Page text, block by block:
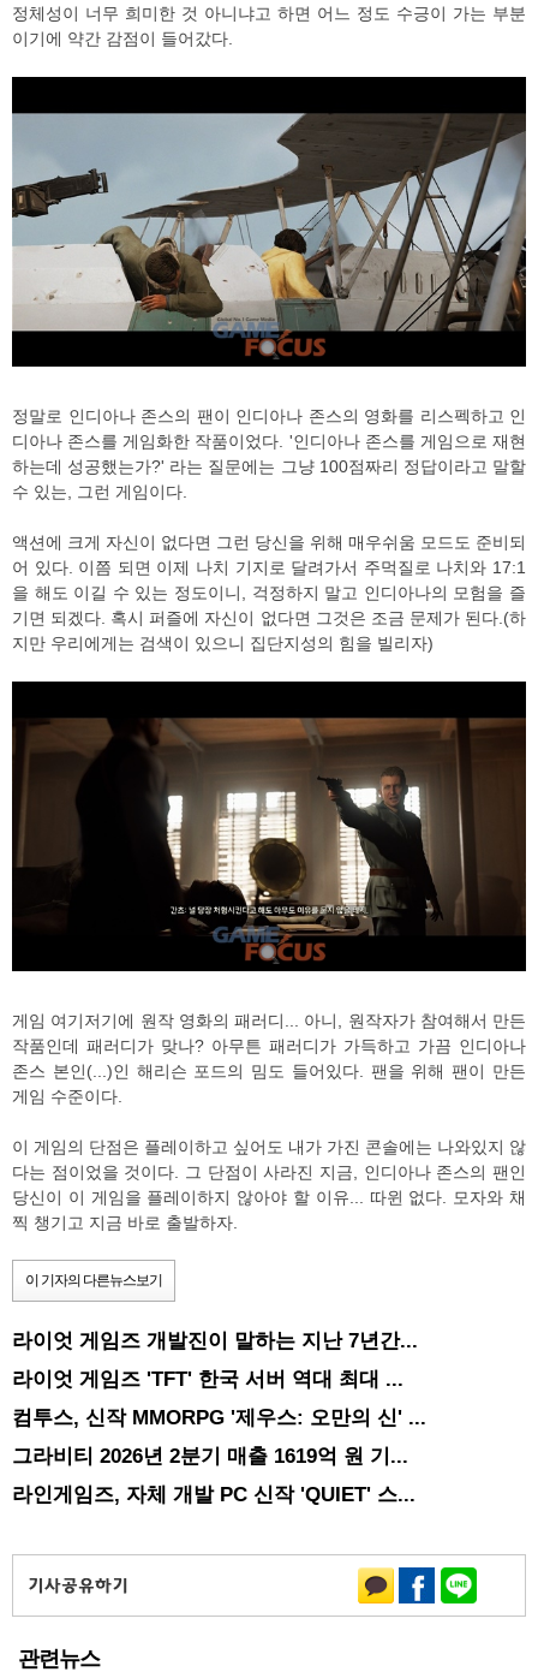
정체성이 너무 희미한 것 아니냐고 하면 어느 정도 수긍이 가는 부분
이기에 약간 감점이 들어갔다.
정말로 인디아나 존스의 팬이 인디아나 존스의 영화를 리스펙하고 인
디아나 존스를 게임화한 작품이었다. '인디아나 존스를 게임으로 재현
하는데 성공했는가?' 라는 질문에는 그냥 100점짜리 정답이라고 말할
수 있는, 그런 게임이다.
액션에 크게 자신이 없다면 그런 당신을 위해 매우쉬움 모드도 준비되
어 있다. 이쯤 되면 이제 나치 기지로 달려가서 주먹질로 나치와 17:1
을 해도 이길 수 있는 정도이니, 걱정하지 말고 인디아나의 모험을 즐
기면 되겠다. 혹시 퍼즐에 자신이 없다면 그것은 조금 문제가 된다.(하
지만 우리에게는 검색이 있으니 집단지성의 힘을 빌리자)
게임 여기저기에 원작 영화의 패러디... 아니, 원작자가 참여해서 만든
작품인데 패러디가 맞나? 아무튼 패러디가 가득하고 가끔 인디아나
존스 본인(...)인 해리슨 포드의 밈도 들어있다. 팬을 위해 팬이 만든
게임 수준이다.
이 게임의 단점은 플레이하고 싶어도 내가 가진 콘솔에는 나와있지 않
다는 점이었을 것이다. 그 단점이 사라진 지금, 인디아나 존스의 팬인
당신이 이 게임을 플레이하지 않아야 할 이유... 따윈 없다. 모자와 채
찍 챙기고 지금 바로 출발하자.
이 기자의 다른뉴스보기
라이엇 게임즈 개발진이 말하는 지난 7년간...
라이엇 게임즈 'TFT' 한국 서버 역대 최대 ...
컴투스, 신작 MMORPG '제우스: 오만의 신' ...
그라비티 2026년 2분기 매출 1619억 원 기...
라인게임즈, 자체 개발 PC 신작 'QUIET' 스...
관련뉴스